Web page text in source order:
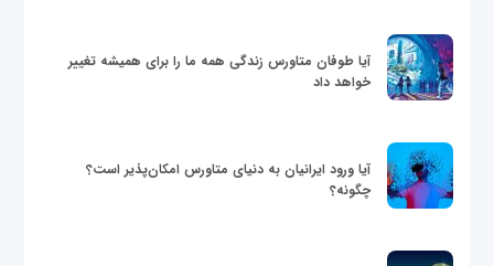
آیا طوفان متاورس زندگی همه ما را برای همیشه تغییر
خواهد داد
آیا ورود ایرانیان به دنیای متاورس امکان‌پذیر است؟
چگونه؟